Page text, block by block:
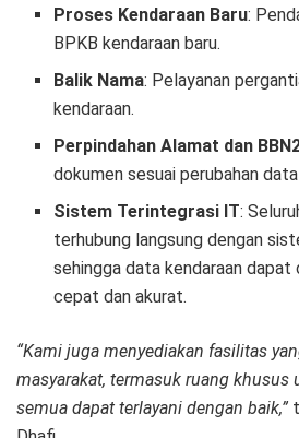
Proses Kendaraan Baru:
BPKB kendaraan baru.
Balik Nama: Pelayanan
kendaraan.
Perpindahan Alamat dan
dokumen sesuai perubahan
Sistem Terintegrasi IT:
terhubung langsung dengan
sehingga data kendaraan dapat
cepat dan akurat.
“Kami juga menyediakan fasilitas
masyarakat, termasuk ruang khusus
semua dapat terlayani dengan baik,”